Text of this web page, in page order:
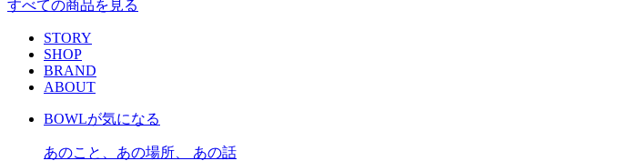
すべての商品を見る
STORY
SHOP
BRAND
ABOUT
BOWLが気になる
あのこと、あの場所、 あの話